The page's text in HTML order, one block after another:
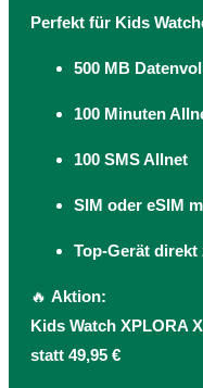
Perfekt für Kids
500 MB
100 Minuten
100 SMS Allnet
SIM oder eSIM
Top-Gerät direkt
🔥 Aktion:
Kids Watch XPLORA
statt 49,95 €